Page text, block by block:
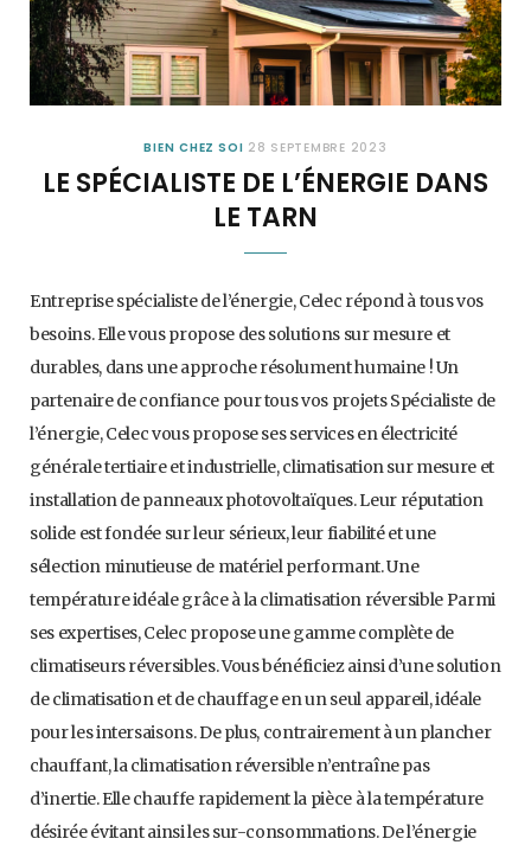
BIEN CHEZ SOI 28 SEPTEMBRE 2023
LE SPÉCIALISTE DE L’ÉNERGIE DANS
LE TARN
Entreprise spécialiste de l’énergie, Celec répond à tous vos
besoins. Elle vous propose des solutions sur mesure et
durables, dans une approche résolument humaine ! Un
partenaire de confiance pour tous vos projets Spécialiste de
l’énergie, Celec vous propose ses services en électricité
générale tertiaire et industrielle, climatisation sur mesure et
installation de panneaux photovoltaïques. Leur réputation
solide est fondée sur leur sérieux, leur fiabilité et une
sélection minutieuse de matériel performant. Une
température idéale grâce à la climatisation réversible Parmi
ses expertises, Celec propose une gamme complète de
climatiseurs réversibles. Vous bénéficiez ainsi d’une solution
de climatisation et de chauffage en un seul appareil, idéale
pour les intersaisons. De plus, contrairement à un plancher
chauffant, la climatisation réversible n’entraîne pas
d’inertie. Elle chauffe rapidement la pièce à la température
désirée évitant ainsi les sur-consommations. De l’énergie